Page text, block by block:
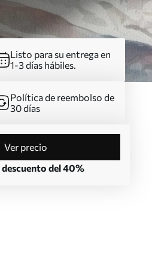
Listo para su entrega en
1-3 días hábiles.
Política de reembolso de
30 días
Ver precio
descuento del 40%